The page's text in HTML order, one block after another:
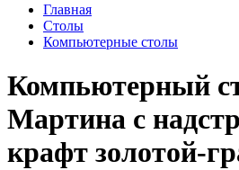
Главная
Столы
Компьютерные столы
Компьютерный
Мартина с
крафт золотой-